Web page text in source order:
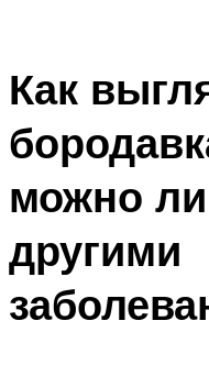
Как
можно ли
другими